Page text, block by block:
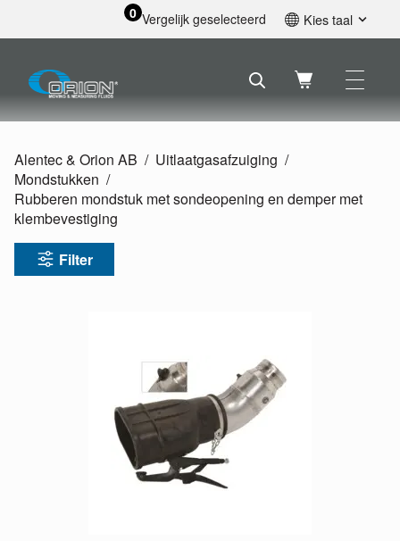
0 Vergelijk geselecteerd Kies taal
Svenska
Français
Nederlands
Русский
Alentec & Orion AB
Uitlaatgasafzuiging
Mondstukken
Rubberen mondstuk met sondeopening en demper met
klembevestiging
Filter